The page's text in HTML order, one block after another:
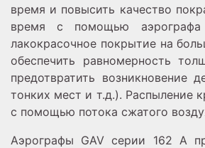
время и повысить качество
время с помощью
лакокрасочное покрытие на
обеспечить равномерность
предотвратить возникновение
тонких мест и т.д.). Распыление
с помощью потока сжатого
Аэрографы GAV серии 162 A